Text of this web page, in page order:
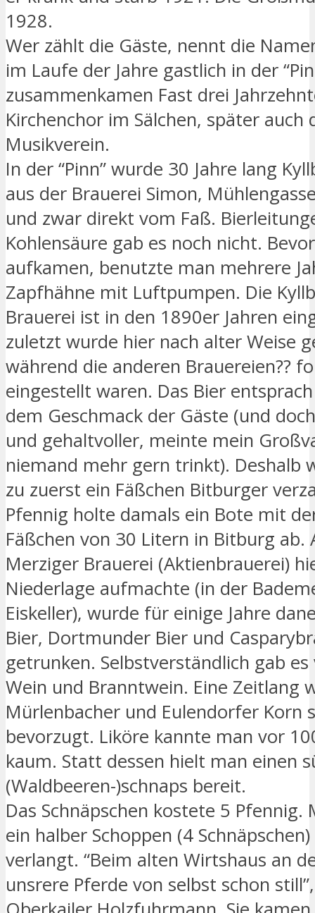
1928.
Wer zählt die Gäste, nennt die
im Laufe der Jahre gastlich in der
zusammenkamen Fast drei
Kirchenchor im Sälchen, später auch
Musikverein.
In der “Pinn” wurde 30 Jahre lang
aus der Brauerei Simon,
und zwar direkt vom Faß.
Kohlensäure gab es noch nicht.
aufkamen, benutzte man mehrere
Zapfhähne mit Luftpumpen. Die
Brauerei ist in den 1890er Jahren
zuletzt wurde hier nach alter Weise
während die anderen Brauereien??
eingestellt waren. Das Bier
dem Geschmack der Gäste (und
und gehaltvoller, meinte mein
niemand mehr gern trinkt). Deshalb
zu zuerst ein Fäßchen Bitburger
Pfennig holte damals ein Bote mit
Fäßchen von 30 Litern in Bitburg ab.
Merziger Brauerei (Aktienbrauerei)
Niederlage aufmachte (in der
Eiskeller), wurde für einige Jahre
Bier, Dortmunder Bier und
getrunken. Selbstverständlich gab
Wein und Branntwein. Eine Zeitlang
Mürlenbacher und Eulendorfer Korn
bevorzugt. Liköre kannte man vor
kaum. Statt dessen hielt man einen
(Waldbeeren-)schnaps bereit.
Das Schnäpschen kostete 5 Pfennig.
ein halber Schoppen (4
verlangt. “Beim alten Wirtshaus an
unsrere Pferde von selbst schon